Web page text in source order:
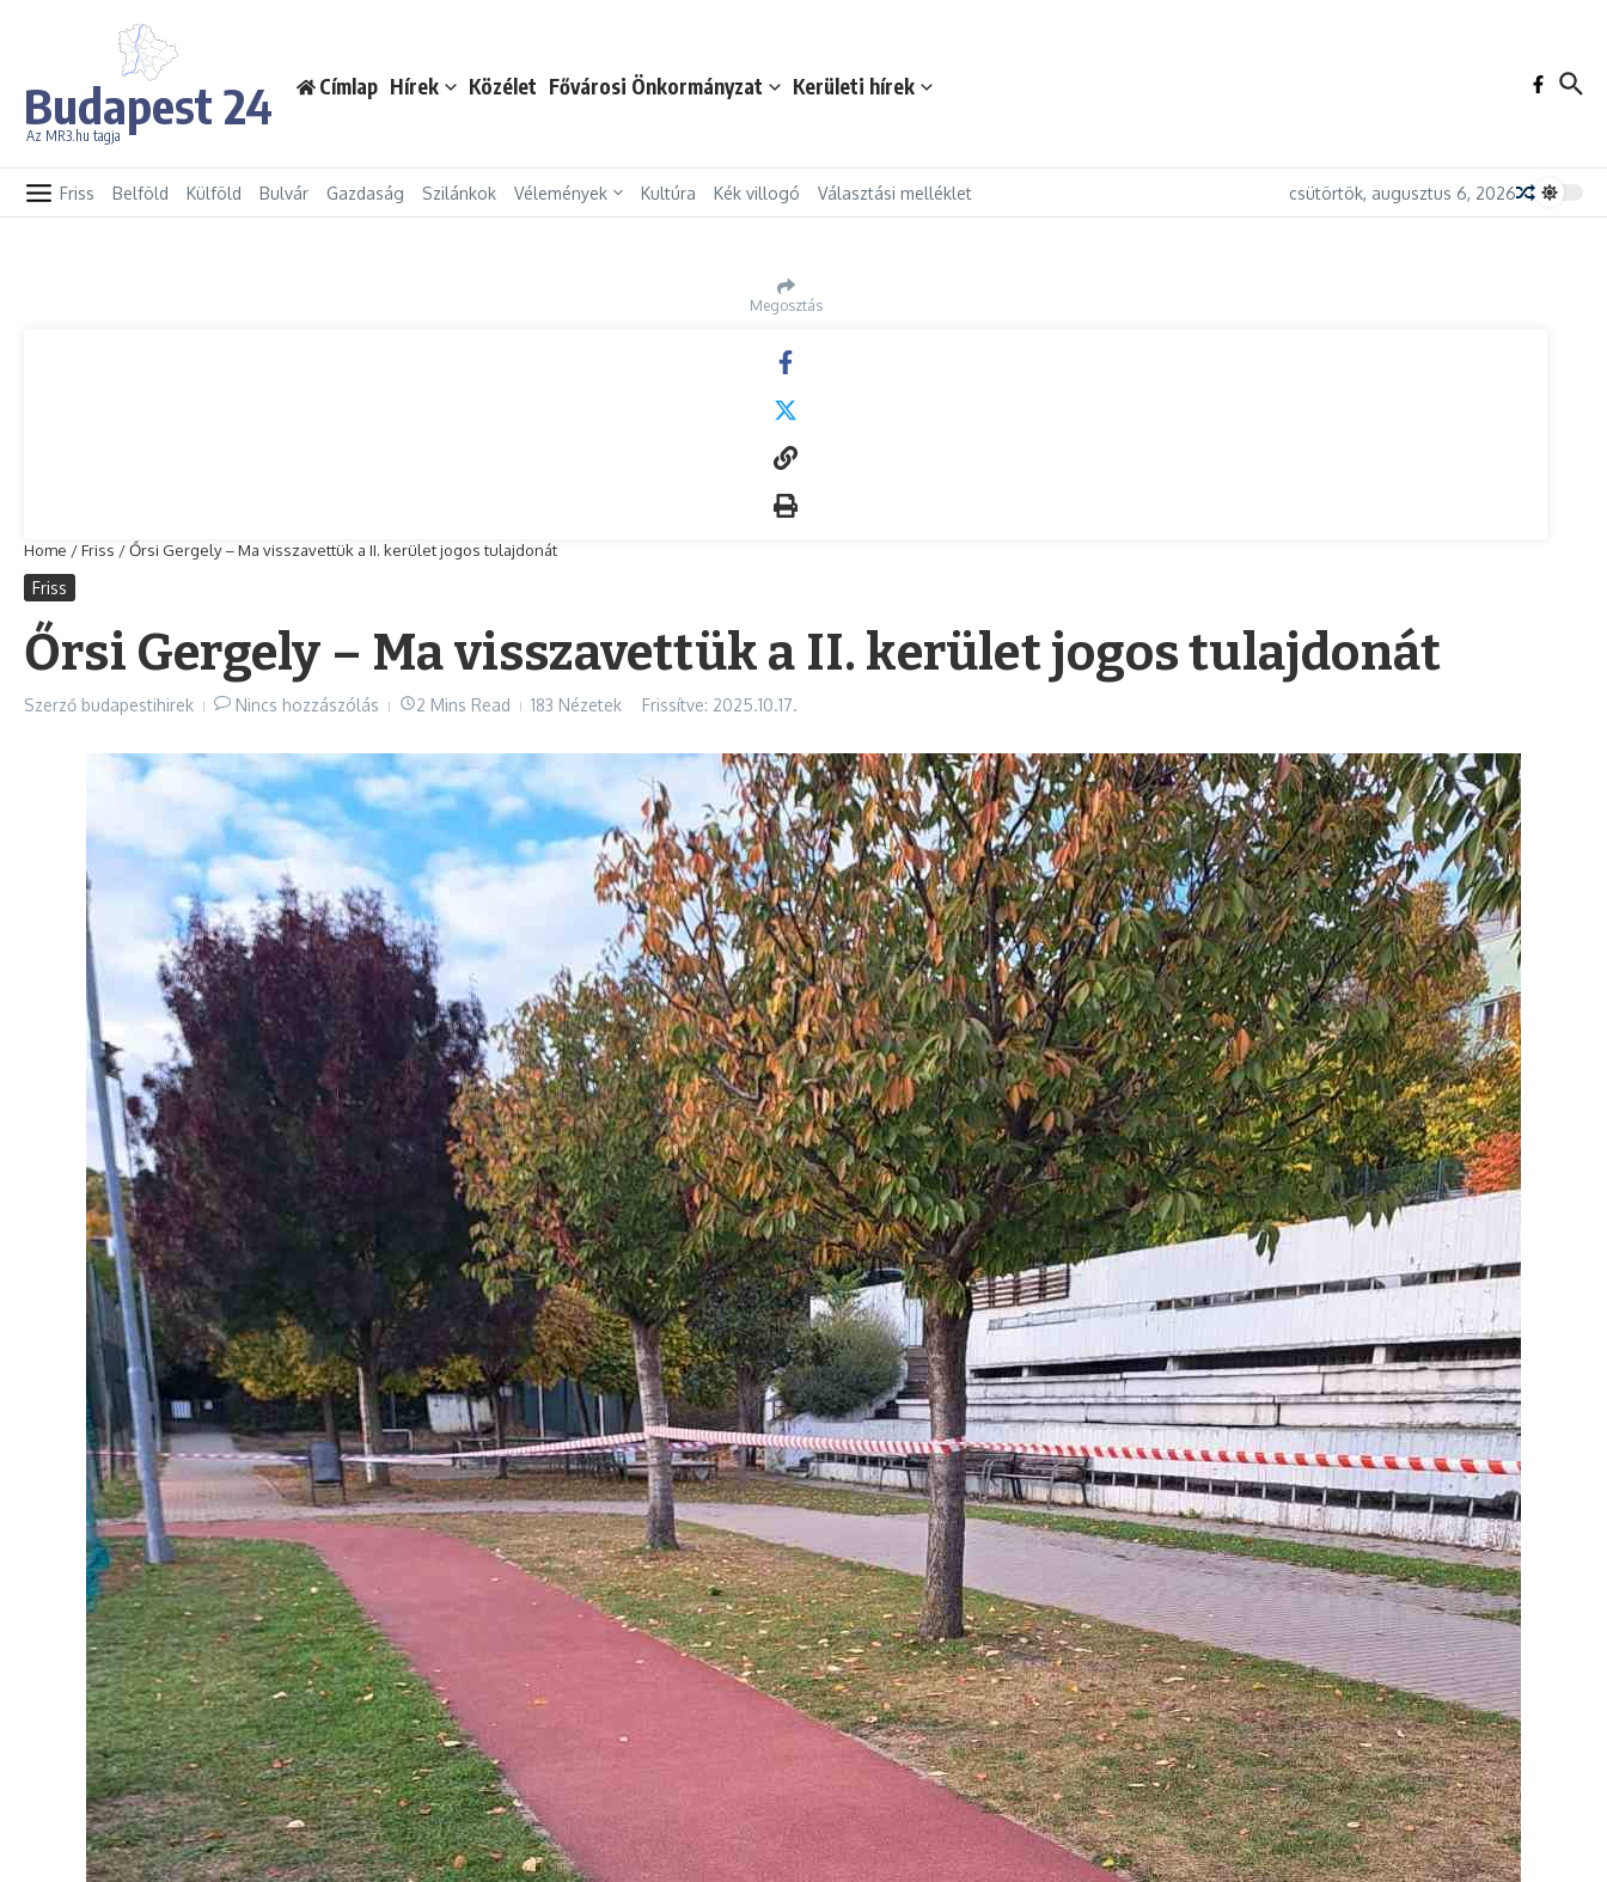
Budapest 24
Az MR3.hu tagja
Címlap Hírek Közélet Fővárosi Önkormányzat Kerületi hírek
Friss Belföld Külföld Bulvár Gazdaság Szilánkok Vélemények Kultúra Kék villogó Választási melléklet csütörtök, augusztus 6, 2026
Megosztás
Home /Friss /Őrsi Gergely – Ma visszavettük a II. kerület jogos tulajdonát
Friss
Őrsi Gergely – Ma visszavettük a II. kerület jogos tulajdonát
Szerző budapestihirek Nincs hozzászólás 2 Mins Read 183 Nézetek Frissítve: 2025.10.17.